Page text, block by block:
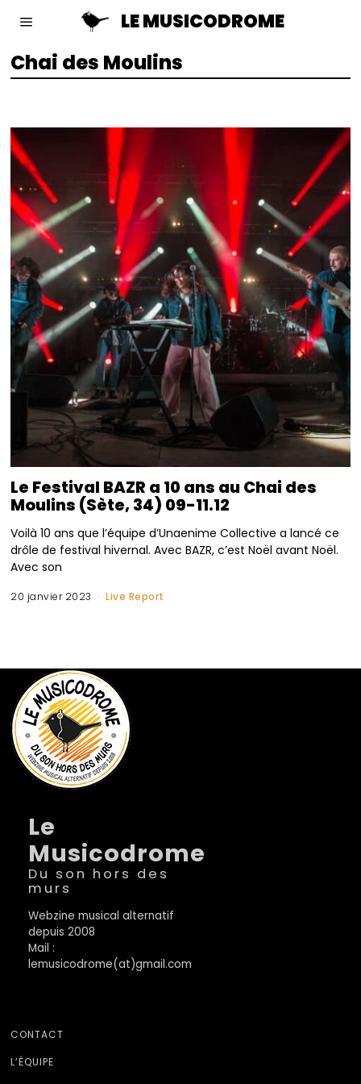
LE MUSICODROME
Chai des Moulins
Le Festival BAZR a 10 ans au Chai des
Moulins (Sète, 34) 09-11.12
Voilà 10 ans que l’équipe d’Unaenime Collective a lancé ce
drôle de festival hivernal. Avec BAZR, c’est Noël avant Noël.
Avec son
20 janvier 2023 Live Report
Le
Musicodrome
Du son hors des
murs
Webzine musical alternatif
depuis 2008
Mail :
lemusicodrome(at)gmail.com
CONTACT
L’ÉQUIPE